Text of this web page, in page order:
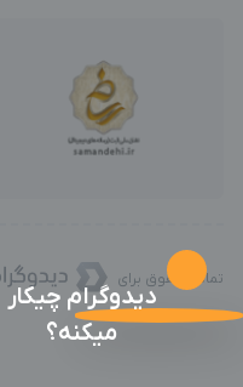
تمامی حقوق برای
دیدوگرام چیکار
میکنه؟